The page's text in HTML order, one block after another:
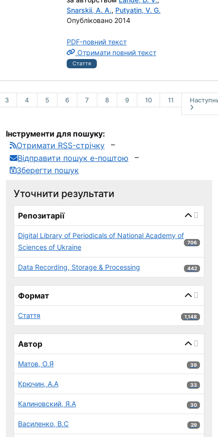
Snarskii, A. A., Putyatin, V. G.
Опубліковано 2014
PDF-повний текст
Отримати повний текст
Стаття
3 4 5 6 7 8 9 10 11
Інструменти для пошуку:
Отримати RSS-стрічку
Відправити пошук е-поштою
Зберегти пошук
Уточнити результати
Репозитарії
Digital Library of Periodicals of National Academy of
Sciences of Ukraine
706
706
Data Recording, Storage & Processing 442
442
Формат
Стаття 1,148
1,148
Автор
Матов, О.Я 39
39
Крючин, А.А 33
33
Калиновский, Я.А 30
30
Василенко, В.С 29
29